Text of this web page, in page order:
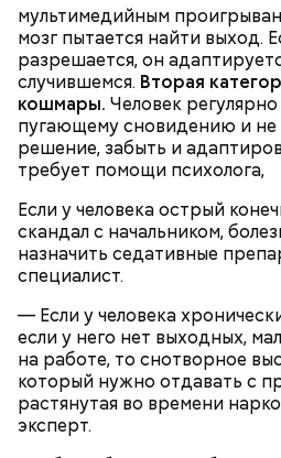
мультимедийным
мозг пытается найти выход.
разрешается, он
случившемся. Вторая
кошмары. Человек
пугающему сновидению и не
решение, забыть и
требует помощи психолога,
Если у человека острый
скандал с начальником,
назначить седативные
специалист.
— Если у человека
если у него нет выходных,
на работе, то снотворное
который нужно отдавать с
растянутая во времени
эксперт.
Святитель Николай дожил до
скончался в середине IV
преданию, мощи святого
и источали чудесное миро,
множество людей. В 1087
Угодника были перенесены в
Бар (Бари), где находятся и
Кабачки в овощном соусе